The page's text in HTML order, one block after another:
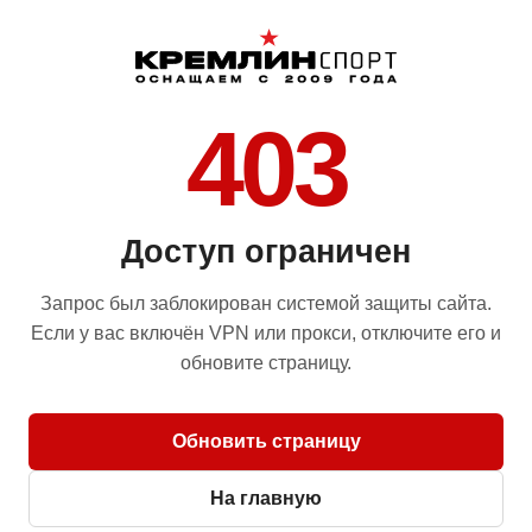
403
Доступ ограничен
Запрос был заблокирован системой защиты сайта.
Если у вас включён VPN или прокси, отключите его и
обновите страницу.
Обновить страницу
На главную